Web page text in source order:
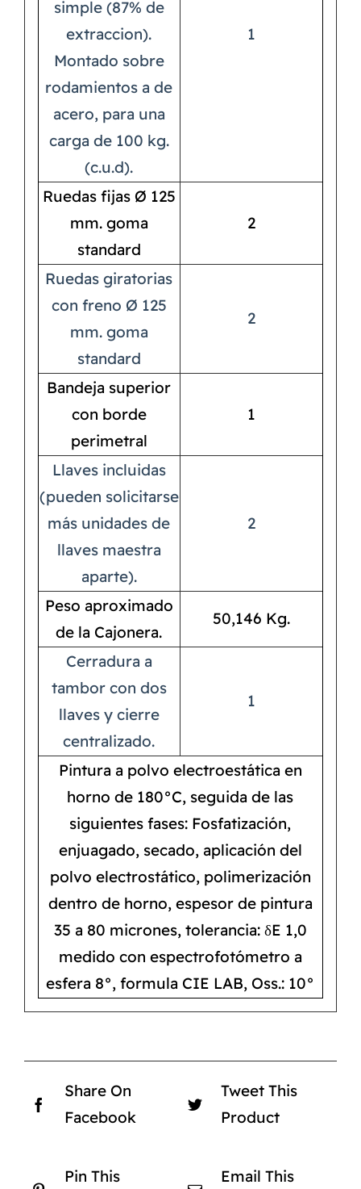
simple (87% de
extraccion).
Montado sobre
rodamientos a de
acero, para una
carga de 100 kg.
(c.u.d).
1
Ruedas fijas Ø 125
mm. goma
standard
2
Ruedas giratorias
con freno Ø 125
mm. goma
standard
2
Bandeja superior
con borde
perimetral
1
Llaves incluidas
(pueden solicitarse
más unidades de
llaves maestra
aparte).
2
Peso aproximado
de la Cajonera.
50,146 Kg.
Cerradura a
tambor con dos
llaves y cierre
centralizado.
1
Pintura a polvo electroestática en
horno de 180°C, seguida de las
siguientes fases: Fosfatización,
enjuagado, secado, aplicación del
polvo electrostático, polimerización
dentro de horno, espesor de pintura
35 a 80 micrones, tolerancia: δE 1,0
medido con espectrofotómetro a
esfera 8°, formula CIE LAB, Oss.: 10°
Share On
Facebook
Tweet This
Product
Pin This
Email This